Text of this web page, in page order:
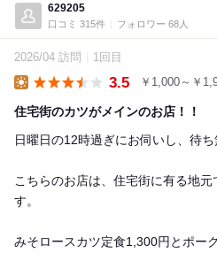
629205
口コミ 315件 フォロワー 68人
2026/04 訪問 1回目
3.5 ￥1,000～￥
住宅街のカツがメインのお店！！
日曜日の12時過ぎにお伺いし、待ち
こちらのお店は、住宅街に有る地
す。
みそロースカツ定食1,300円とポー